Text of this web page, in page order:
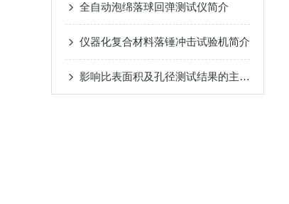
全自动泡绵落球回弹测试仪简介
仪器化复合材料落锤冲击试验机简介
影响比表面积及孔径测试结果的主要因素